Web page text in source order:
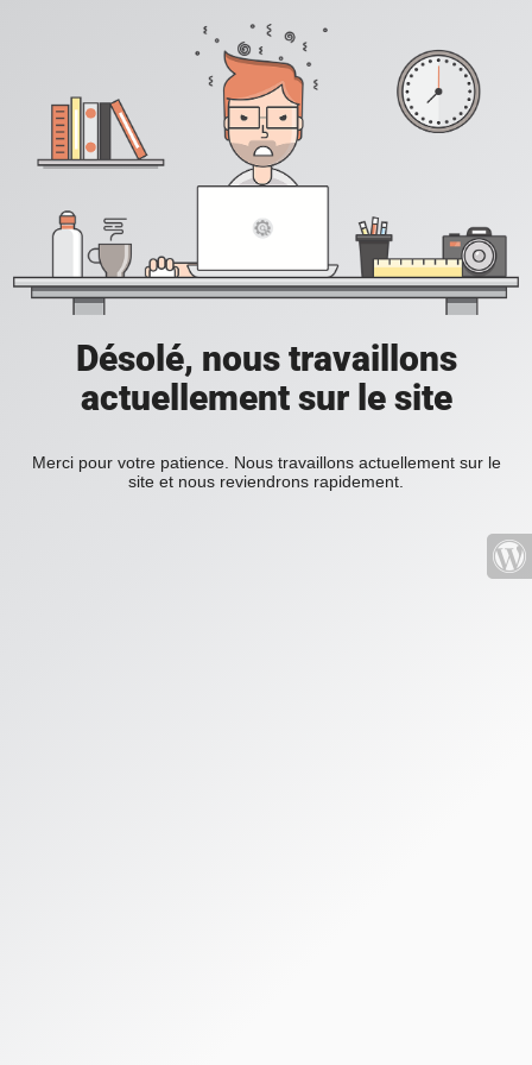
Désolé, nous travaillons
actuellement sur le site
Merci pour votre patience. Nous travaillons actuellement sur le
site et nous reviendrons rapidement.